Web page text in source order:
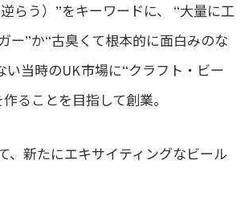
らう）”をキーワードに、 “大量に工
ー”か“古臭くて根本的に面白みのな
い当時のUK市場に“クラフト・ビー
ることを目指して創業。
、新たにエキサイティングなビール